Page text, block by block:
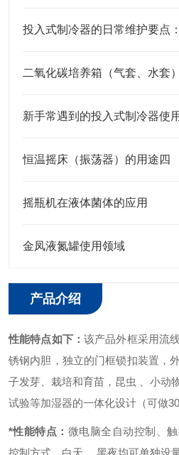
投入式制冷器的日常维护要点
二氧化碳培养箱（气套、水套
新手常遇到的投入式制冷器使
恒温摇床（振荡器）的用途四
摇瓶机在液体菌体的应用
金凤液氮罐使用领域
产品介绍
性能特点如下：该产品外框采用流
锈钢内胆，独立的门框锁扣装置，
子发芽、栽培和育苗，昆虫 、小动
试验等加湿器的一体化设计（可做
*性能特点： 微电脑全自动控制、
控制方式，白天、 黑夜均可单独设